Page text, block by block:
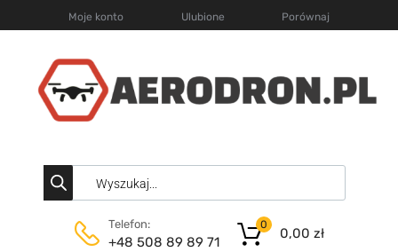
Moje konto Ulubione Porównaj
Telefon:
+48 508 89 89 71
0,00 zł
0